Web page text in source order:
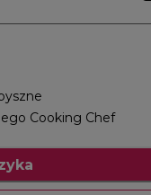
Cooking Chef